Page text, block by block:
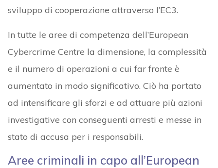
sviluppo di cooperazione attraverso l’EC3.
In tutte le aree di competenza dell’European
Cybercrime Centre la dimensione, la complessità
e il numero di operazioni a cui far fronte è
aumentato in modo significativo. Ciò ha portato
ad intensificare gli sforzi e ad attuare più azioni
investigative con conseguenti arresti e messe in
stato di accusa per i responsabili.
Aree criminali in capo all’European